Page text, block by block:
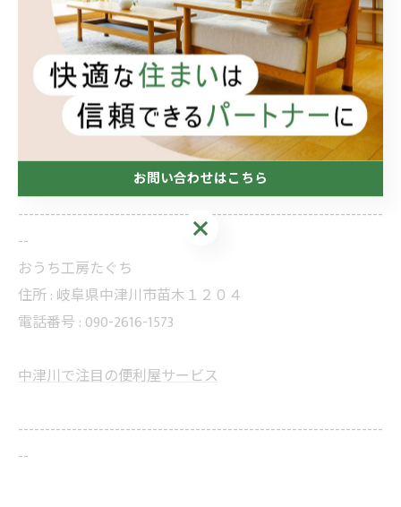
おうち工房たぐちは、住まいの身近なパートナーとし
て、地域の皆さまの暮らしを支えています。
小さな相談からでも誠実に対応し、快適で安心できる住
環境づくりをお手伝いします。
恵那市・瑞浪市・中津川周辺で便利屋をお探しの方、住
まいのお悩みがある方は、ぜひ一度ご相談ください。
--------------------------------------------------------------------
--
おうち工房たぐち
住所 : 岐阜県中津川市苗木１２０４
電話番号 : 090-2616-1573
中津川で注目の便利屋サービス
--------------------------------------------------------------------
--
お問い合わせはこちら
お問い合わせはこちら